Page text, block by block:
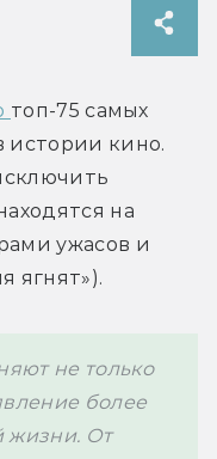
топ-75 самых
истории кино.
на
ужасов и
ягнят»).
не только
более
жизни. От